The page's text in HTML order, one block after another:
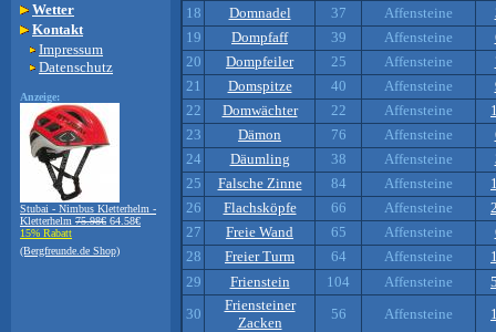
Wetter
Kontakt
Impressum
Datenschutz
Anzeige:
Stubai - Nimbus Kletterhelm -
Kletterhelm 75.98€ 64.58€
15% Rabatt
(Bergfreunde.de Shop)
18
Domnadel 37 Affensteine
19
Dompfaff 39 Affensteine
20
Dompfeiler 25 Affensteine
21
Domspitze 40 Affensteine
22
Domwächter 22 Affensteine
23
Dämon 76 Affensteine
24
Däumling 38 Affensteine
25
Falsche Zinne 84 Affensteine
26
Flachsköpfe 66 Affensteine
27
Freie Wand 65 Affensteine
28
Freier Turm 64 Affensteine
29
Frienstein 104 Affensteine
30
Friensteiner
Zacken
56 Affensteine